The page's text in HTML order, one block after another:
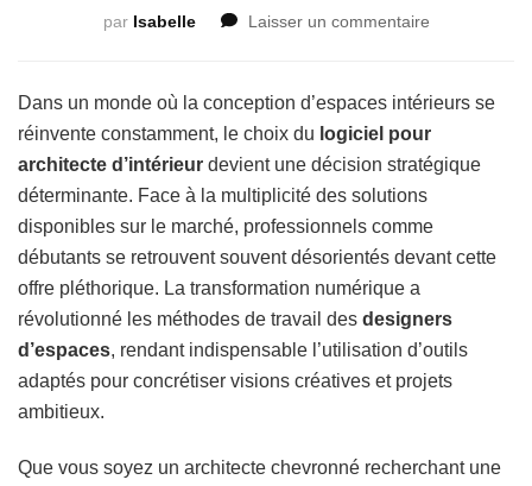
par Isabelle Laisser un commentairesur
choisir
un
architecte
en
?
guide
complet
Dans un monde où la conception d’espaces intérieurs se
réinvente constamment, le choix du logiciel pour
architecte d’intérieur devient une décision stratégique
déterminante. Face à la multiplicité des solutions
disponibles sur le marché, professionnels comme
débutants se retrouvent souvent désorientés devant cette
offre pléthorique. La transformation numérique a
révolutionné les méthodes de travail des designers
d’espaces, rendant indispensable l’utilisation d’outils
adaptés pour concrétiser visions créatives et projets
ambitieux.
Que vous soyez un architecte chevronné recherchant une